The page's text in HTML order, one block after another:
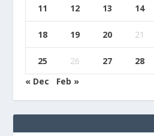
11 12 13 14
18 19 20 21
25 26 27 28
« Dec
Feb »